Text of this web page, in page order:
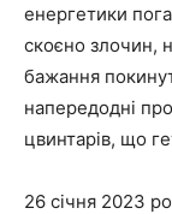
енергетики
скоєно злочин,
бажання
напередодні
цвинтарів, що
26 січня 2023